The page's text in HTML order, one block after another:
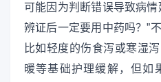
可能因为判断错误导致病
辨证后一定要用中药吗？”
比如轻度的伤食泻或寒湿
暖等基础护理缓解，但如